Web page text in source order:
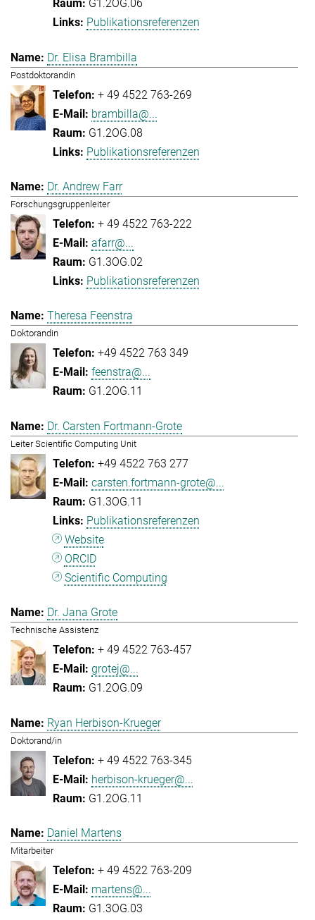
G1.2OG.06
Publikationsreferenzen
Dr. Elisa Brambilla
Postdoktorandin
+ 49 4522 763-269
brambilla@...
G1.2OG.08
Publikationsreferenzen
Dr. Andrew Farr
Forschungsgruppenleiter
+ 49 4522 763-222
afarr@...
G1.3OG.02
Publikationsreferenzen
Theresa Feenstra
Doktorandin
+49 4522 763 349
feenstra@...
G1.2OG.11
Dr. Carsten Fortmann-Grote
Leiter Scientific Computing Unit
+49 4522 763 277
carsten.fortmann-grote@...
G1.3OG.11
Publikationsreferenzen
Website
ORCID
Scientific Computing
Dr. Jana Grote
Technische Assistenz
+ 49 4522 763-457
grotej@...
G1.2OG.09
Ryan Herbison-Krueger
Doktorand/in
+ 49 4522 763-345
herbison-krueger@...
G1.2OG.11
Daniel Martens
Mitarbeiter
+ 49 4522 763-209
martens@...
G1.3OG.03